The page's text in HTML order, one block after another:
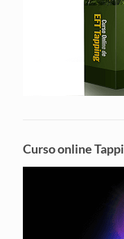
Curso online